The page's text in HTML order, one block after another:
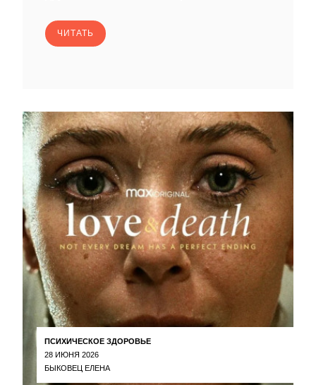
ЧИТАТЬ
ПСИХИЧЕСКОЕ ЗДОРОВЬЕ
28 ИЮНЯ 2026
БЫКОВЕЦ ЕЛЕНА